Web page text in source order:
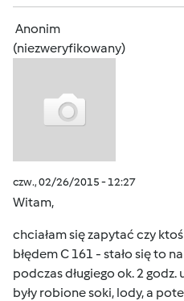
Anonim
(niezweryfikowany)
czw., 02/26/2015 - 12:27
Witam,
chciałam się zapytać czy
błędem C 161 - stało się to
podczas długiego ok. 2
były robione soki, lody, a